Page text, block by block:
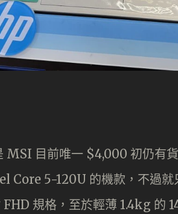
目前唯一 $4,000 初仍有
Core 5-120U 的機款，不過就
規格，至於輕薄 1.4kg 的